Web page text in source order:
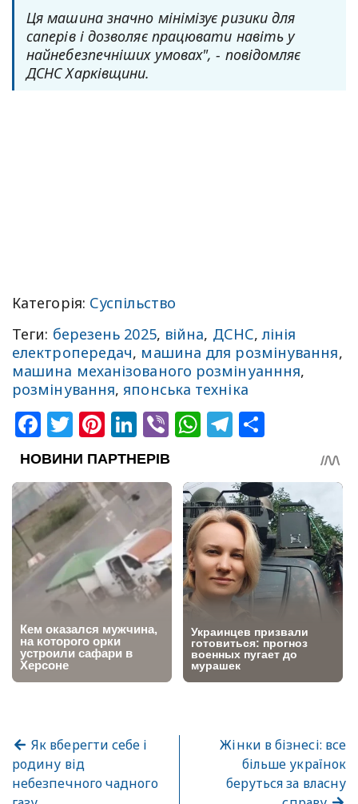
Ця машина значно мінімізує ризики для
саперів і дозволяє працювати навіть у
найнебезпечніших умовах", - повідомляє
ДСНС Харківщини.
Категорія: Суспільство
Теги: березень 2025, війна, ДСНС,лінія
електропередач, машина для розмінування,
машина механізованого розмінуанння,
розмінування, японська техніка
Facebook
Twitter
Pinterest
LinkedIn
ViberWhatsApp
Telegram
Як вберегти себе і
родину від
небезпечного чадного
Жінки в бізнесі: все
більше українок
беруться за власну